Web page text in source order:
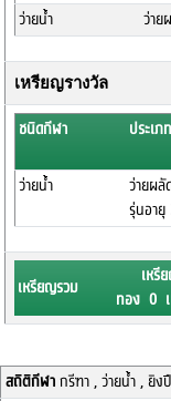
ว่ายน้ำ
ว่าย
เหรียญรางวัล
ชนิดกีฬา ประเ
ว่ายน้ำ
ว่ายผ
รุ่นอา
เหรียญรวม
เหรี
ทอง 0
สถิติกีฬากรีฑา , ว่ายน้ำ , ยิง